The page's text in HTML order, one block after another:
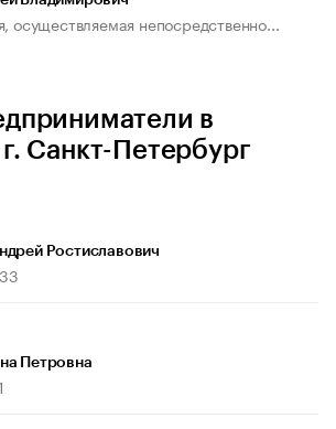
осуществляемая непосредственно...
в
Санкт-Петербург
Ростиславович
Петровна